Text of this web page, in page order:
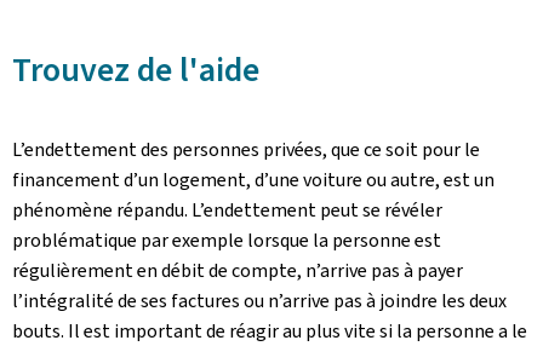
Trouvez de l'aide
L’endettement des personnes privées, que ce soit pour le
financement d’un logement, d’une voiture ou autre, est un
phénomène répandu. L’endettement peut se révéler
problématique par exemple lorsque la personne est
régulièrement en débit de compte, n’arrive pas à payer
l’intégralité de ses factures ou n’arrive pas à joindre les deux
bouts. Il est important de réagir au plus vite si la personne a le